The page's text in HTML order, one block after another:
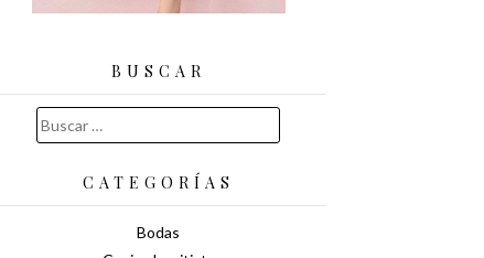
BUSCAR
Buscar:
CATEGORÍAS
Bodas